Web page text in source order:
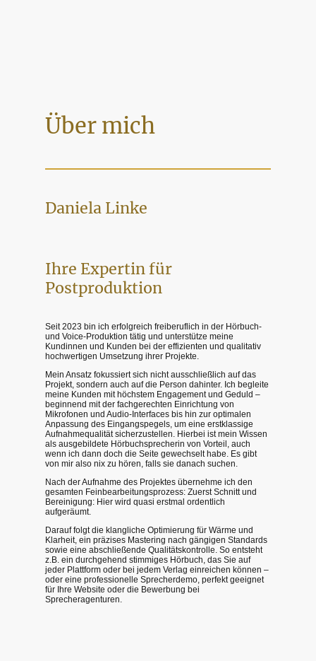
Über mich
Daniela Linke
Ihre Expertin für
Postproduktion
Seit 2023 bin ich erfolgreich freiberuflich in der Hörbuch‑
und Voice‑Produktion tätig und unterstütze meine
Kundinnen und Kunden bei der effizienten und qualitativ
hochwertigen Umsetzung ihrer Projekte.
Mein Ansatz fokussiert sich nicht ausschließlich auf das
Projekt, sondern auch auf die Person dahinter. Ich begleite
meine Kunden mit höchstem Engagement und Geduld –
beginnend mit der fachgerechten Einrichtung von
Mikrofonen und Audio-Interfaces bis hin zur optimalen
Anpassung des Eingangspegels, um eine erstklassige
Aufnahmequalität sicherzustellen. Hierbei ist mein Wissen
als ausgebildete Hörbuchsprecherin von Vorteil, auch
wenn ich dann doch die Seite gewechselt habe. Es gibt
von mir also nix zu hören, falls sie danach suchen.
Nach der Aufnahme des Projektes übernehme ich den
gesamten Feinbearbeitungsprozess: Zuerst Schnitt und
Bereinigung: Hier wird quasi erstmal ordentlich
aufgeräumt.
Darauf folgt die klangliche Optimierung für Wärme und
Klarheit, ein präzises Mastering nach gängigen Standards
sowie eine abschließende Qualitätskontrolle. So entsteht
z.B. ein durchgehend stimmiges Hörbuch, das Sie auf
jeder Plattform oder bei jedem Verlag einreichen können –
oder eine professionelle Sprecherdemo, perfekt geeignet
für Ihre Website oder die Bewerbung bei
Sprecheragenturen.